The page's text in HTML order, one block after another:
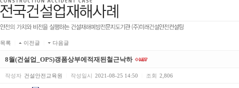
목록 이전글 다음글
8월(건설업_OPS)갱폼상부에적재된철근낙하
작성자 건설안전교육원 작성일시 2021-08-25 14:50 조회 2,806